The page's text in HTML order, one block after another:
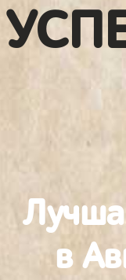
в